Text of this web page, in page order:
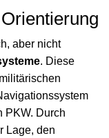
aber nicht
. Diese
PKW. Durch
Lage, den